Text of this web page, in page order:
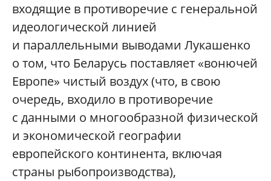
входящие в противоречие с генеральной
идеологической линией
и параллельными выводами Лукашенко
о том, что Беларусь поставляет «вонючей
Европе» чистый воздух (что, в свою
очередь, входило в противоречие
с данными о многообразной физической
и экономической географии
европейского континента, включая
страны рыбопроизводства),